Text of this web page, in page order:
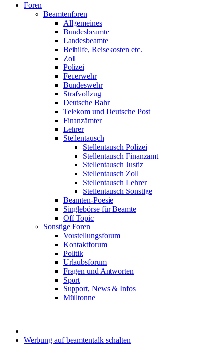
Foren
Beamtenforen
Allgemeines
Bundesbeamte
Landesbeamte
Beihilfe, Reisekosten etc.
Zoll
Polizei
Feuerwehr
Bundeswehr
Strafvollzug
Deutsche Bahn
Telekom und Deutsche Post
Finanzämter
Lehrer
Stellentausch
Stellentausch Polizei
Stellentausch Finanzamt
Stellentausch Justiz
Stellentausch Zoll
Stellentausch Lehrer
Stellentausch Sonstige
Beamten-Poesie
Singlebörse für Beamte
Off Topic
Sonstige Foren
Vorstellungsforum
Kontaktforum
Politik
Urlaubsforum
Fragen und Antworten
Sport
Support, News & Infos
Mülltonne
Werbung auf beamtentalk schalten